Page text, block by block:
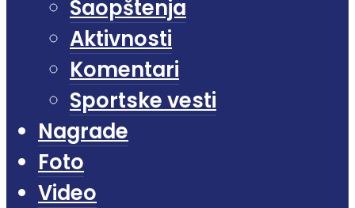
Saopštenja
Aktivnosti
Komentari
Sportske vesti
Nagrade
Foto
Video